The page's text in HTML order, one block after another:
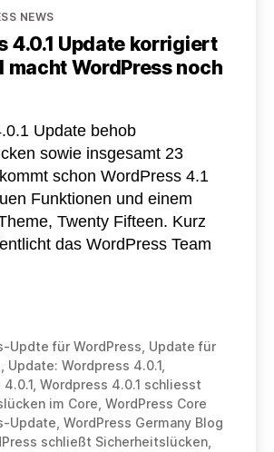
NEWS
4.0.1 Update korrigiert
macht WordPress noch
Update behob
sowie insgesamt 23
schon WordPress 4.1
Funktionen und einem
Twenty Fifteen. Kurz
das WordPress Team
Updte für WordPress, Update für
, Update: Wordpress 4.0.1,
, Wordpress 4.0.1 schliesst
im Core, WordPress Core
Update, WordPress Germany Blog
schließt Sicherheitslücken,